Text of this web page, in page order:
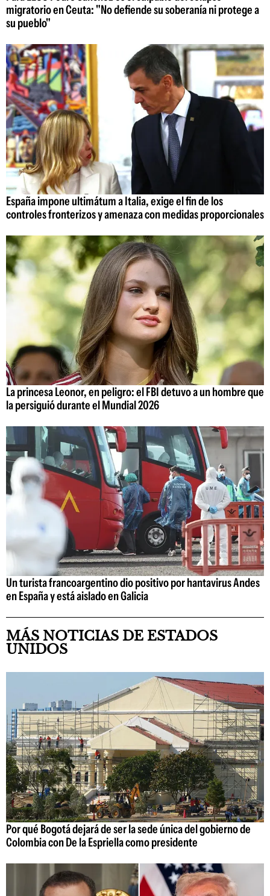
migratorio en Ceuta: "No defiende su soberanía ni protege a
su pueblo"
España impone ultimátum a Italia, exige el fin de los
controles fronterizos y amenaza con medidas proporcionales
La princesa Leonor, en peligro: el FBI detuvo a un hombre que
la persiguió durante el Mundial 2026
Un turista francoargentino dio positivo por hantavirus Andes
en España y está aislado en Galicia
MÁS NOTICIAS DE ESTADOS
UNIDOS
Por qué Bogotá dejará de ser la sede única del gobierno de
Colombia con De la Espriella como presidente